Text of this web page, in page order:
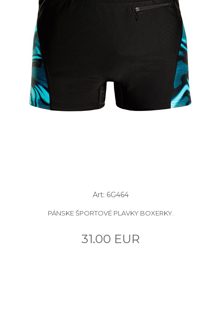
Art: 6G464
PÁNSKE ŠPORTOVÉ PLAVKY BOXERKY.
31.00 EUR